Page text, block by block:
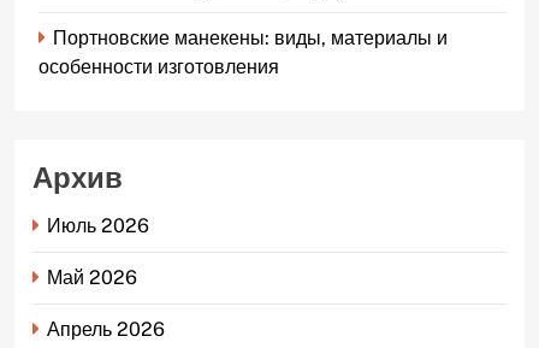
Портновские манекены: виды, материалы и
особенности изготовления
Архив
Июль 2026
Май 2026
Апрель 2026